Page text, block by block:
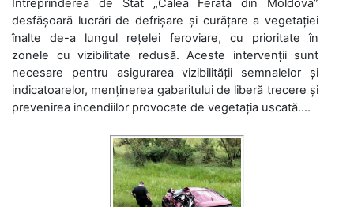
Întreprinderea de Stat „Calea Ferată din Moldova”
desfășoară lucrări de defrișare și curățare a vegetației
înalte de-a lungul rețelei feroviare, cu prioritate în
zonele cu vizibilitate redusă. Aceste intervenții sunt
necesare pentru asigurarea vizibilității semnalelor și
indicatoarelor, menținerea gabaritului de liberă trecere și
prevenirea incendiilor provocate de vegetația uscată....